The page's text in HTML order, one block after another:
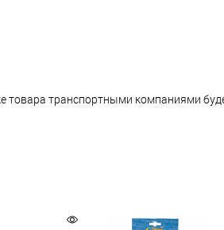
товара транспортными компаниями